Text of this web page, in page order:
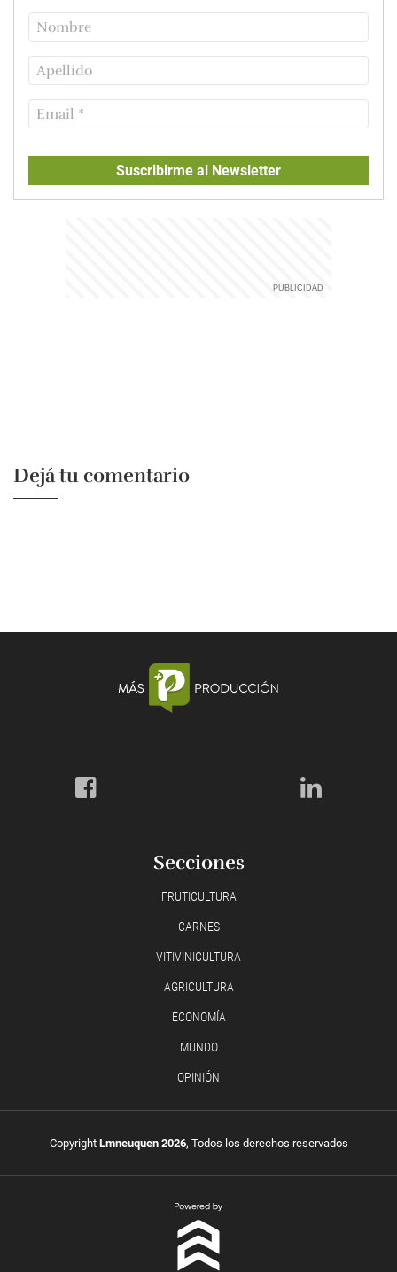
Suscribirme al Newsletter
Dejá tu comentario
Secciones
FRUTICULTURA
CARNES
VITIVINICULTURA
AGRICULTURA
ECONOMÍA
MUNDO
OPINIÓN
Copyright Lmneuquen 2026, Todos los derechos reservados